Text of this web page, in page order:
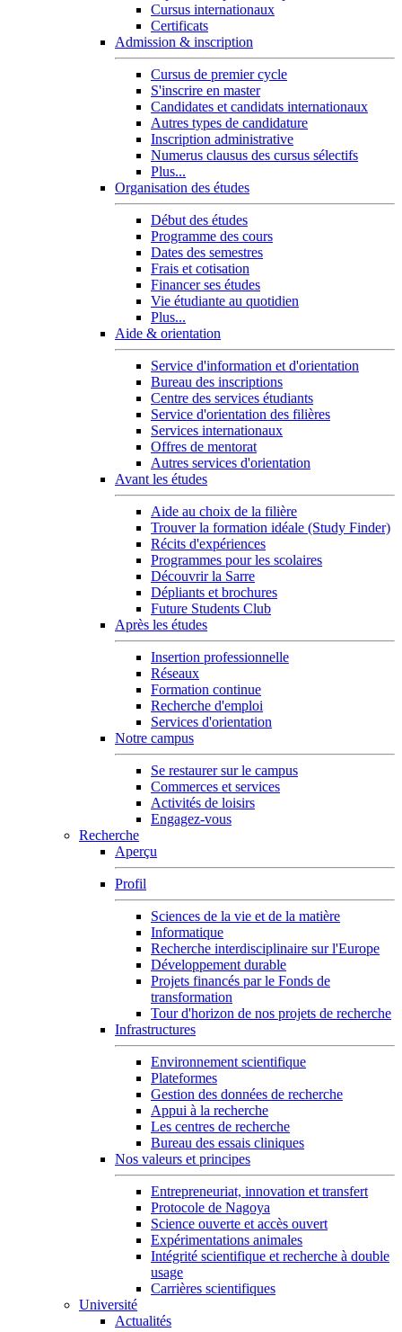
Cursus internationaux
Certificats
Admission & inscription
Cursus de premier cycle
S'inscrire en master
Candidates et candidats internationaux
Autres types de candidature
Inscription administrative
Numerus clausus des cursus sélectifs
Plus...
Organisation des études
Début des études
Programme des cours
Dates des semestres
Frais et cotisation
Financer ses études
Vie étudiante au quotidien
Plus...
Aide & orientation
Service d'information et d'orientation
Bureau des inscriptions
Centre des services étudiants
Service d'orientation des filières
Services internationaux
Offres de mentorat
Autres services d'orientation
Avant les études
Aide au choix de la filière
Trouver la formation idéale (Study Finder)
Récits d'expériences
Programmes pour les scolaires
Découvrir la Sarre
Dépliants et brochures
Future Students Club
Après les études
Insertion professionnelle
Réseaux
Formation continue
Recherche d'emploi
Services d'orientation
Notre campus
Se restaurer sur le campus
Commerces et services
Activités de loisirs
Engagez-vous
Recherche
Aperçu
Profil
Sciences de la vie et de la matière
Informatique
Recherche interdisciplinaire sur l'Europe
Développement durable
Projets financés par le Fonds de
transformation
Tour d'horizon de nos projets de recherche
Infrastructures
Environnement scientifique
Plateformes
Gestion des données de recherche
Appui à la recherche
Les centres de recherche
Bureau des essais cliniques
Nos valeurs et principes
Entrepreneuriat, innovation et transfert
Protocole de Nagoya
Science ouverte et accès ouvert
Expérimentations animales
Intégrité scientifique et recherche à double
usage
Carrières scientifiques
Université
Actualités